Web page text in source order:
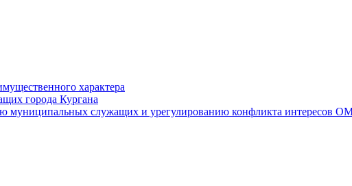
характера
города Кургана
муниципальных служащих и урегулированию конфликта интересов